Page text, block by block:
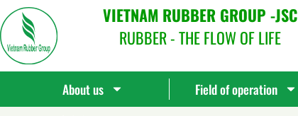
VIETNAM RUBBER GROUP -JSC
RUBBER - THE FLOW OF LIFE
About us Field of operation